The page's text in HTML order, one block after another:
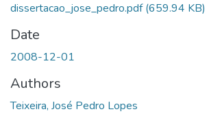
dissertacao_jose_pedro.pdf(659.94 KB)
Date
2008-12-01
Authors
Teixeira, José Pedro Lopes